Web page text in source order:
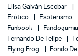
Elisa Galván Escobar
Erótico
Esoterismo
Fanbook
Fandogamia
Fernando De Felipe
Flying Frog
Fondo